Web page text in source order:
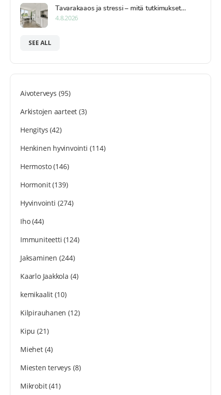
Tavarakaaos ja stressi – mitä tutkimukset…
4.8.2026
SEE ALL
Aivoterveys (95)
Arkistojen aarteet (3)
Hengitys (42)
Henkinen hyvinvointi (114)
Hermosto(146)
Hormonit(139)
Hyvinvointi (274)
Iho(44)
Immuniteetti (124)
Jaksaminen (244)
Kaarlo Jaakkola (4)
kemikaalit(10)
Kilpirauhanen (12)
Kipu (21)
Miehet(4)
Miesten terveys (8)
Mikrobit(41)